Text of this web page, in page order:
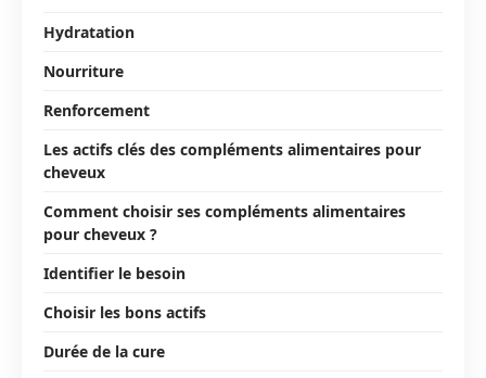
Hydratation
Nourriture
Renforcement
Les actifs clés des compléments alimentaires pour
cheveux
Comment choisir ses compléments alimentaires
pour cheveux ?
Identifier le besoin
Choisir les bons actifs
Durée de la cure